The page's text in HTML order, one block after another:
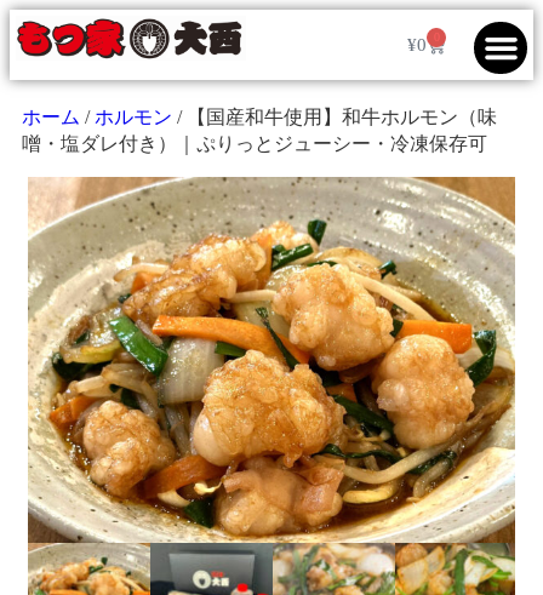
¥0
ホーム / ホルモン / 【国産和牛使用】和牛ホルモン（味
噌・塩ダレ付き）｜ぷりっとジューシー・冷凍保存可